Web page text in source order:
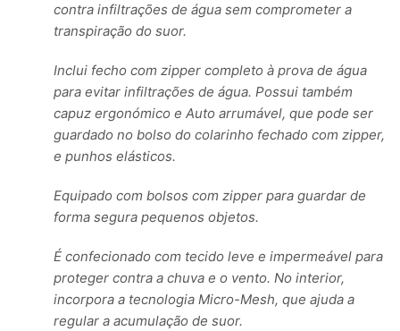
contra infiltrações de água sem comprometer a
transpiração do suor.
Inclui fecho com zipper completo à prova de água
para evitar infiltrações de água. Possui também
capuz ergonómico e Auto arrumável, que pode ser
guardado no bolso do colarinho fechado com zipper,
e punhos elásticos.
Equipado com bolsos com zipper para guardar de
forma segura pequenos objetos.
É confecionado com tecido leve e impermeável para
proteger contra a chuva e o vento. No interior,
incorpora a tecnologia Micro-Mesh, que ajuda a
regular a acumulação de suor.